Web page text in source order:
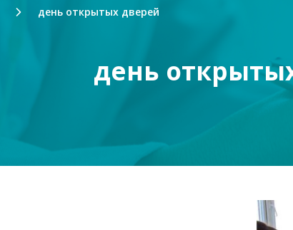
день открытых дверей
день